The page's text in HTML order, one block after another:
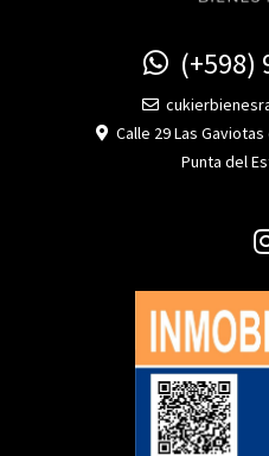
(+598)
Calle 29 Las
Punta del